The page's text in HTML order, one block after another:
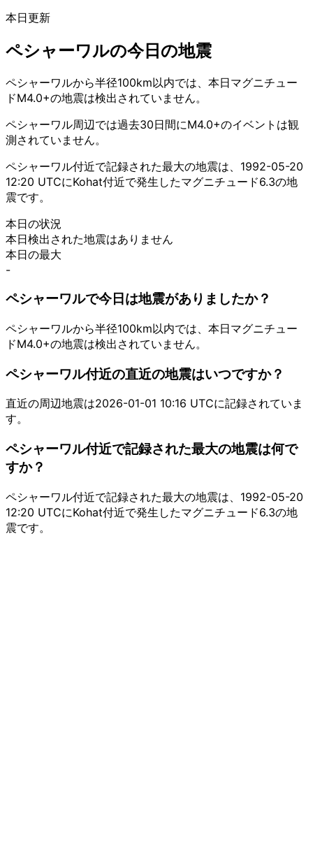
本日更新
ペシャーワルの今日の地震
ペシャーワルから半径100km以内では、本日マグニチュー
ドM4.0+の地震は検出されていません。
ペシャーワル周辺では過去30日間にM4.0+のイベントは観
測されていません。
ペシャーワル付近で記録された最大の地震は、1992-05-20
12:20 UTCにKohat付近で発生したマグニチュード6.3の地
震です。
本日の状況
本日検出された地震はありません
本日の最大
-
ペシャーワルで今日は地震がありましたか？
ペシャーワルから半径100km以内では、本日マグニチュー
ドM4.0+の地震は検出されていません。
ペシャーワル付近の直近の地震はいつですか？
直近の周辺地震は2026-01-01 10:16 UTCに記録されていま
す。
ペシャーワル付近で記録された最大の地震は何で
すか？
ペシャーワル付近で記録された最大の地震は、1992-05-20
12:20 UTCにKohat付近で発生したマグニチュード6.3の地
震です。